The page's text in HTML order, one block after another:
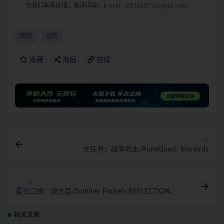
与我们联系处理。敬请谅解！E-mail：2130127326@qq.com
冒险 动作
收藏 海报 链接
文任务：战争领主/RuneQuest: Warlords
夏日口袋：流光蓝/Summer Pockets REFLECTION
相关文章